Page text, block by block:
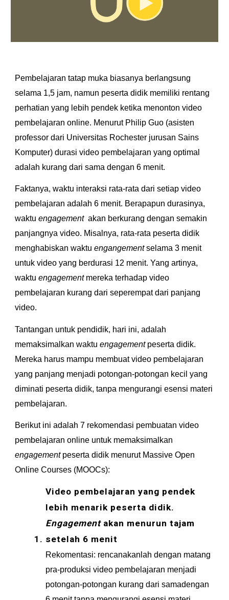
Pembelajaran tatap muka biasanya berlangsung
selama 1,5 jam, namun peserta didik memiliki rentang
perhatian yang lebih pendek ketika menonton video
pembelajaran online. Menurut Philip Guo (asisten
professor dari Universitas Rochester jurusan Sains
Komputer) durasi video pembelajaran yang optimal
adalah kurang dari sama dengan 6 menit.
Faktanya, waktu interaksi rata-rata dari setiap video
pembelajaran adalah 6 menit. Berapapun durasinya,
waktu engagement akan berkurang dengan semakin
panjangnya video. Misalnya, rata-rata peserta didik
menghabiskan waktu engangement selama 3 menit
untuk video yang berdurasi 12 menit. Yang artinya,
waktu engagement mereka terhadap video
pembelajaran kurang dari seperempat dari panjang
video.
Tantangan untuk pendidik, hari ini, adalah
memaksimalkan waktu engagement peserta didik.
Mereka harus mampu membuat video pembelajaran
yang panjang menjadi potongan-potongan kecil yang
diminati peserta didik, tanpa mengurangi esensi materi
pembelajaran.
Berikut ini adalah 7 rekomendasi pembuatan video
engagement peserta didik menurut Massive Open
Online Courses (MOOCs):
Video pembelajaran yang pendek
Engagement akan menurun tajam
setelah 6 menit
Rekomentasi: rencanakanlah dengan matang
pra-produksi video pembelajaran menjadi
potongan-potongan kurang dari samadengan